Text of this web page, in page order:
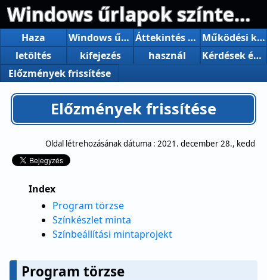
Windows űrlapok színtervezője
Haza Windows űrlapok színtervezője Áttekintés és funkciók
Működési környezet
letöltés
kifejezés használ
Kérdések és kérdések
Előzmények frissítése
Előzmények frissítése
Oldal létrehozásának dátuma : 2021. december 28., kedd
Index
Program törzse
Színkészlet minta
Színbeállítási mintaprojekt
Program törzse